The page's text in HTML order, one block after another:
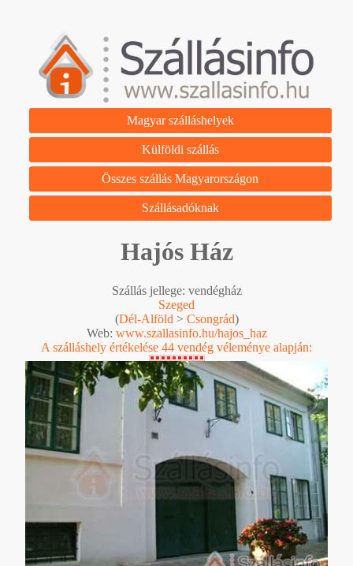
Magyar szálláshelyek
Külföldi szállás
Összes szállás Magyarországon
Szállásadóknak
Hajós Ház
Szállás jellege: vendégház
Szeged
(Dél-Alföld > Csongrád)
Web: www.szallasinfo.hu/hajos_haz
A szálláshely értékelése 44 vendég véleménye alapján: